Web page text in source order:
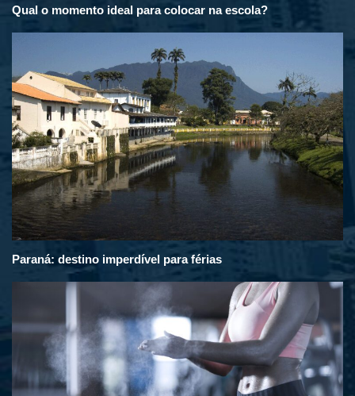
Qual o momento ideal para colocar na escola?
Paraná: destino imperdível para férias